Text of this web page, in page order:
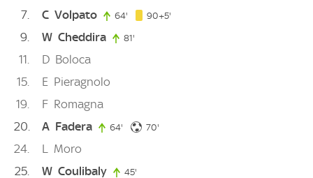
7
C Volpato 64' 64. minute
90+5'
9 W Cheddira 81'
11 D Boloca
15
E Pieragnolo
19
F Romagna
20
A Fadera 64' 64. minute
70'
24 L Moro
25
W Coulibaly 45'